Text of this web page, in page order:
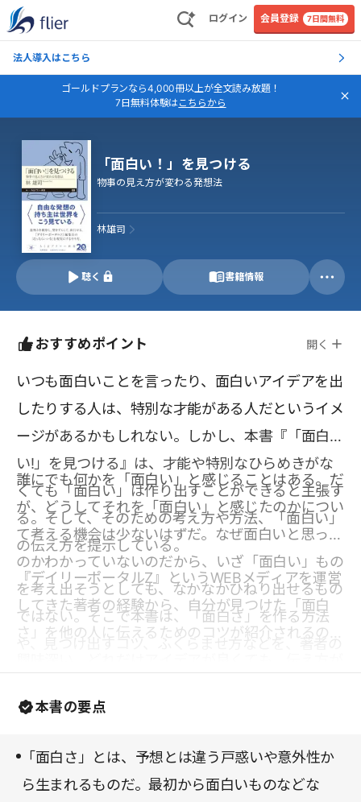
ログイン 会員登録 7日間無料
法人導入はこちら
ゴールドプランなら4,000冊以上が全文読み放題！
7日無料体験はこちらから
「面白い！」を見つける
物事の見え方が変わる発想法
林雄司
聴く 書籍情報
おすすめポイント 開く
いつも面白いことを言ったり、面白いアイデアを出
したりする人は、特別な才能がある人だというイメ
ージがあるかもしれない。しかし、本書『「面白
い!」を見つける』は、才能や特別なひらめきがな
くても「面白い」は作り出すことができると主張す
る。そして、そのための考え方や方法、「面白い」
の伝え方を提示している。
誰にでも何かを「面白い」と感じることはある。だ
が、どうしてそれを「面白い」と感じたのかについ
て考える機会は少ないはずだ。なぜ面白いと思った
のかわかっていないのだから、いざ「面白い」もの
を考え出そうとしても、なかなかひねり出せるもの
ではない。そこで本書は、「面白さ」を作る方法
経験に基づいて解説している。知っているだけで日
常を面白く生きていけそうなのはもちろんのこと、
に役立ちそうだ。
『デイリーポータルZ』というWEBメディアを運営
してきた著者の経験から、自分が見つけた「面白
さ」を他の人に伝えるためのコツが紹介されるのも
うすれば伝わりやすくなるのか、その方法を学ぶこ
本書の要点
「面白さ」とは、予想とは違う戸惑いや意外性か
ら生まれるものだ。最初から面白いものなどな